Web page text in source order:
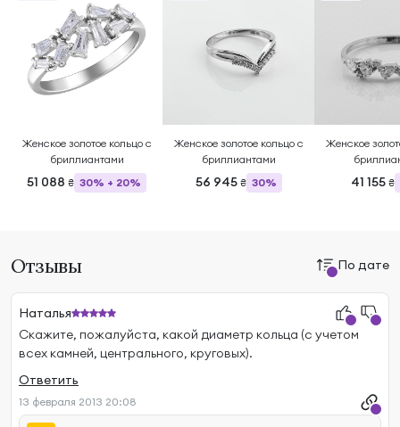
Женское золотое кольцо с
бриллиантами
51 088 ₴ 30% + 20%
Женское золотое кольцо с
бриллиантами
56 945 ₴ 30%
Женское
41 155 ₴
Отзывы По дате
Наталья
Скажите, пожалуйста, какой диаметр кольца (с учетом
всех камней, центрального, круговых).
Ответить
13 февраля 2013 20:08